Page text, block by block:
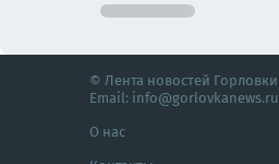
© Лента новостей Горловки
Email: info@gorlovkanews.ru
О нас